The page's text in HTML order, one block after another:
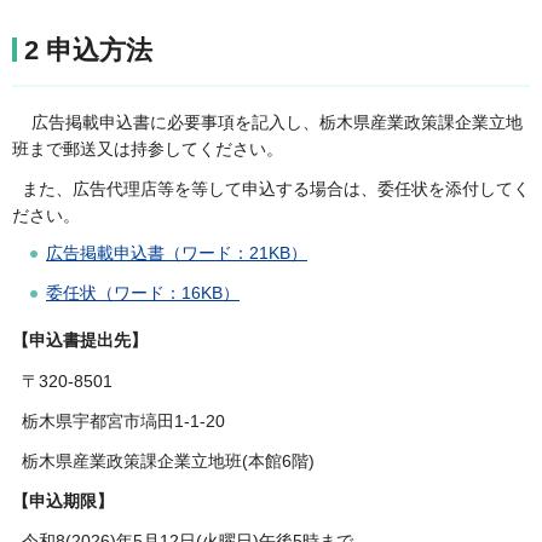
2 申込方法
広告掲載申込書に必要事項を記入し、栃木県産業政策課企業立地
班まで郵送又は持参してください。
また、広告代理店等を等して申込する場合は、委任状を添付してく
ださい。
広告掲載申込書（ワード：21KB）
委任状（ワード：16KB）
【申込書提出先】
〒320-8501
栃木県宇都宮市塙田1-1-20
栃木県産業政策課企業立地班(本館6階)
【申込期限】